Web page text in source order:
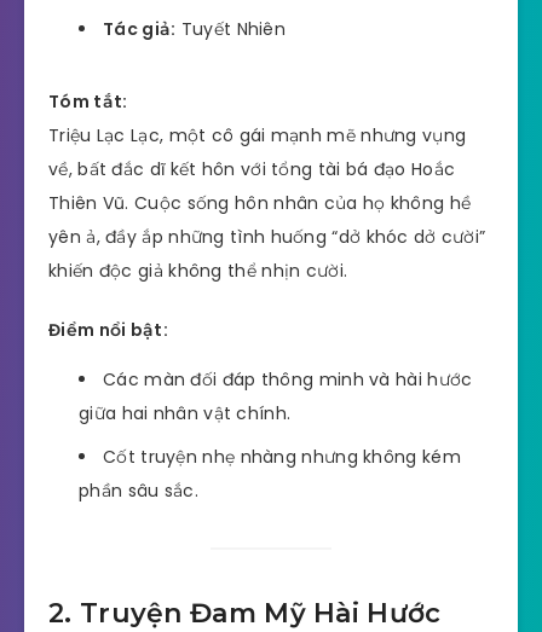
Tác giả: Tuyết Nhiên
Tóm tắt:
Triệu Lạc Lạc, một cô gái mạnh mẽ nhưng vụng
về, bất đắc dĩ kết hôn với tổng tài bá đạo Hoắc
Thiên Vũ. Cuộc sống hôn nhân của họ không hề
yên ả, đầy ắp những tình huống “dở khóc dở cười”
khiến độc giả không thể nhịn cười.
Điểm nổi bật:
Các màn đối đáp thông minh và hài hước
giữa hai nhân vật chính.
Cốt truyện nhẹ nhàng nhưng không kém
phần sâu sắc.
2. Truyện Đam Mỹ Hài Hước